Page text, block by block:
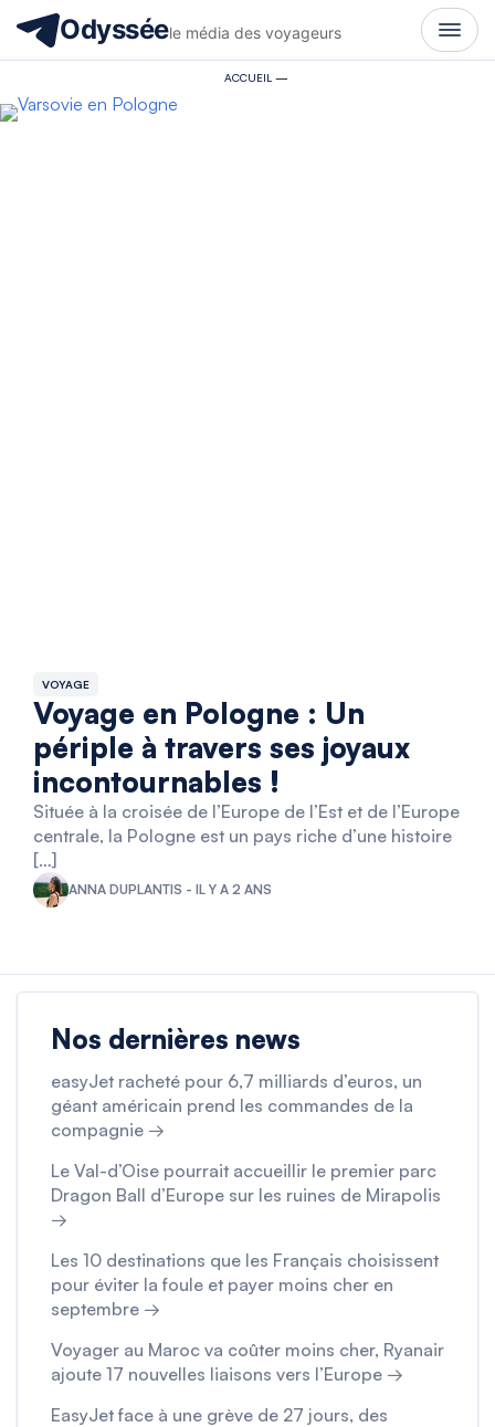
Odysséele média des voyageurs
ACCUEIL —
VOYAGE
Voyage en Pologne : Un
périple à travers ses joyaux
incontournables !
Située à la croisée de l’Europe de l’Est et de l’Europe
centrale, la Pologne est un pays riche d’une histoire
[…]
ANNA DUPLANTIS - IL Y A 2 ANS
Nos dernières news
easyJet racheté pour 6,7 milliards d’euros, un
géant américain prend les commandes de la
compagnie →
Le Val-d’Oise pourrait accueillir le premier parc
Dragon Ball d’Europe sur les ruines de Mirapolis
→
Les 10 destinations que les Français choisissent
pour éviter la foule et payer moins cher en
septembre →
Voyager au Maroc va coûter moins cher, Ryanair
ajoute 17 nouvelles liaisons vers l’Europe →
EasyJet face à une grève de 27 jours, des